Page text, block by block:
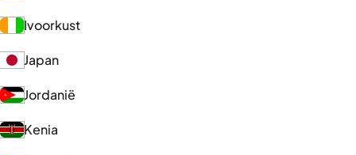
Ivoorkust
Japan
Jordanië
Kenia